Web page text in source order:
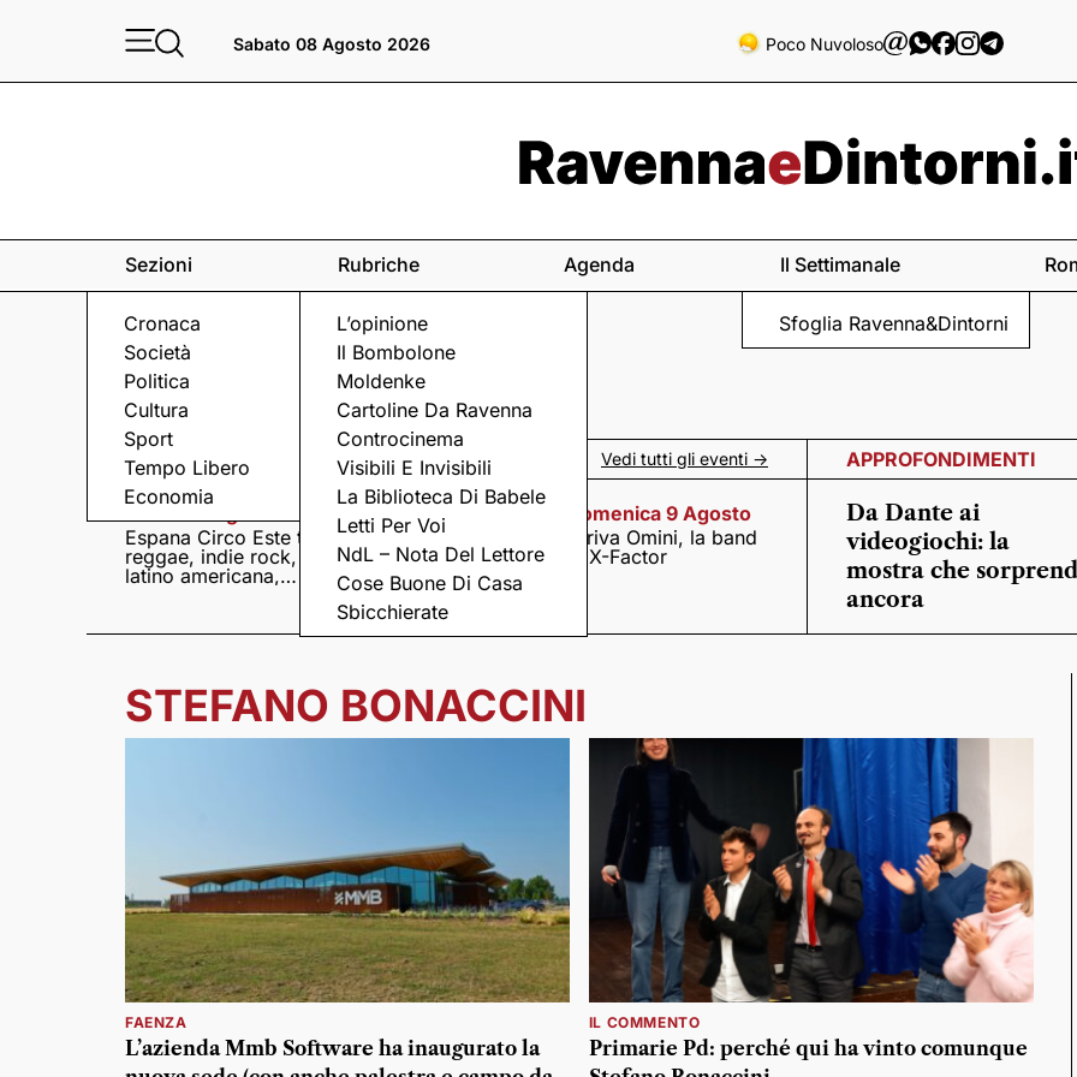
Sabato 08 Agosto 2026 Poco Nuvoloso
Sezioni
Cronaca
Società
Politica
Cultura
Sport
Tempo Libero
Economia
Rubriche
L’opinione
Il Bombolone
Moldenke
Cartoline Da Ravenna
Controcinema
Visibili E Invisibili
La Biblioteca Di Babele
Letti Per Voi
NdL – Nota Del Lettore
Cose Buone Di Casa
Sbicchierate
Agenda Il Settimanale
Sfoglia Ravenna&Dintorni
Eventi a Ravenna e dintorni Vedi tutti gli eventi ->
Espana Circo Este tra
reggae, indie rock,
latino americana,
Domenica 9 Agosto
Hernandez &
Sampedro presentano
il nuovo album
Lumina
Domenica 9 Agosto
Arriva Omini, la band
di X-Factor
APPROFONDIMENTI
Da Dante ai
videogiochi: la
mostra che
ancora
STEFANO BONACCINI
FAENZA
L’azienda Mmb Software ha inaugurato la
IL COMMENTO
Primarie Pd: perché qui ha vinto comunque